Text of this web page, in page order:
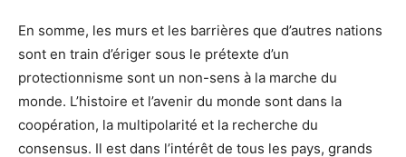
En somme, les murs et les barrières que d’autres nations
sont en train d’ériger sous le prétexte d’un
protectionnisme sont un non-sens à la marche du
monde. L’histoire et l’avenir du monde sont dans la
coopération, la multipolarité et la recherche du
consensus. Il est dans l’intérêt de tous les pays, grands